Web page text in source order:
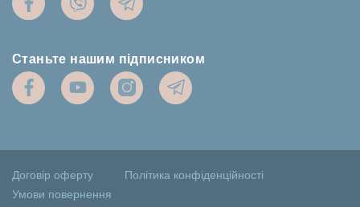
Станьте нашим підписником
Договір оферту
Політика конфіденційності
Умови повернення